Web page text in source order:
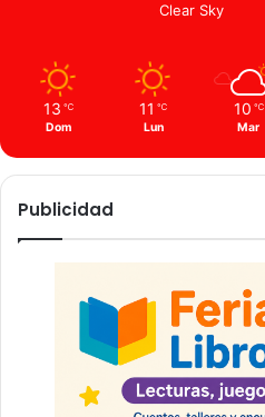
Clear Sky
13 ℃
Dom
11 ℃
Lun
10 ℃
Mar
Publicidad